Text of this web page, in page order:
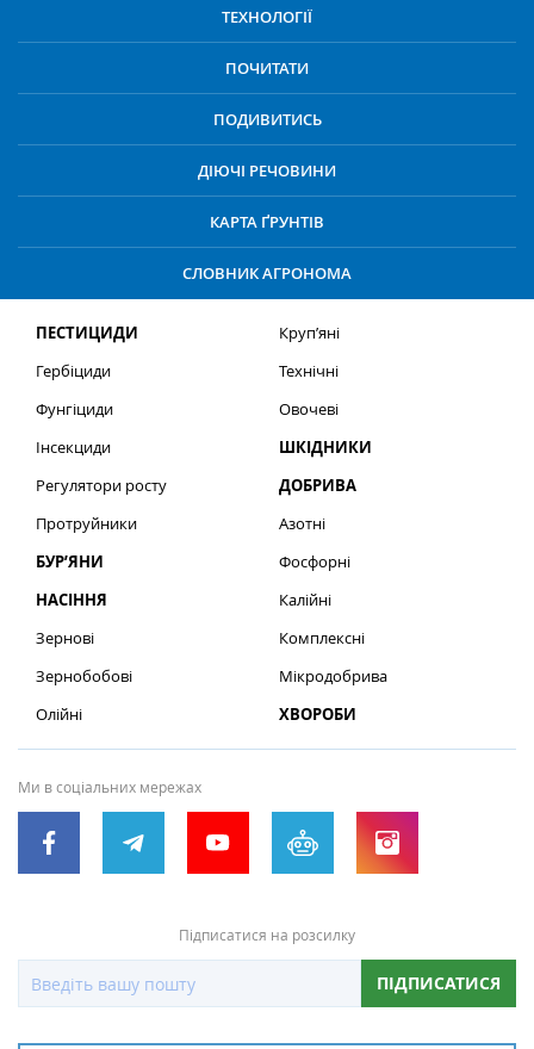
ТЕХНОЛОГІЇ
ПОЧИТАТИ
ПОДИВИТИСЬ
ДІЮЧІ РЕЧОВИНИ
КАРТА ҐРУНТІВ
СЛОВНИК АГРОНОМА
ПЕСТИЦИДИ
Гербіциди
Фунгіциди
Інсекциди
Регулятори росту
Протруйники
БУР’ЯНИ
НАСІННЯ
Зернові
Зернобобові
Олійні
Круп’яні
Технічні
Овочеві
ШКІДНИКИ
ДОБРИВА
Азотні
Фосфорні
Калійні
Комплексні
Мікродобрива
ХВОРОБИ
Ми в соціальних мережах
Підписатися на розсилку
ПІДПИСАТИСЯ